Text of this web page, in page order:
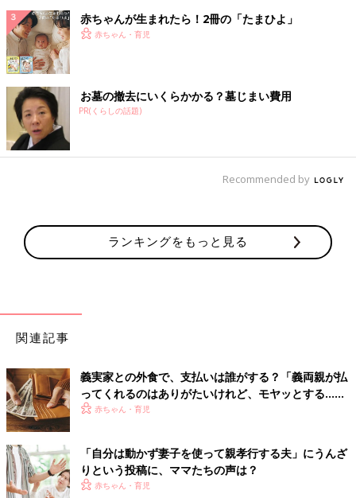
のような意図があるのでしょうか。マナーコンサルタントの西出
ひろ子さんに伺ってみました。
「義両親の立場に立ったときに、自分の息子に連絡をしても、
LINEを見ないかもしれないとか、それこそ、既読スルーされる
と思い、その妻に連絡をした方が、確実にその情報が伝わると思
い、妻を信用信頼しているからのことだと思います。
そういう気持ちを考えたときに、返事をすることは思いやりの気
ぶことを行うことで、自分も人から思いやりの気持ちをいただけ
このとき、夫に転送することは大切なことです。義両親は、なん
だかんだ言っても、息子にこの状況を知ってもらいたいわけで
ざいます。お父さんは、大丈夫でしょうか。いただいた内容は、
○○さん(夫の名)に転送しましたので、ご安心ください。仕事中
で、まだ読んでいないようですが、後で確認しておきます。１泊
２日の検査入院といえどもお母さんも大変かと思います。くれぐ
れもお疲れの出ないようになさってください」
3. 夫に「お母さんに、こんな風に返信したよ」など報告。そし
赤ちゃんが生まれたら！2冊の「たまひよ」
赤ちゃん・育児
お墓の撤去にいくらかかる？墓じまい費用
PR(くらしの話題)
Recommended by
ランキングをもっと見る
関連記事
義実家との外食で、支払いは誰がする？「義両親が払
ってくれるのはありがたいけれど、モヤッとする…」
という複雑な声も…
赤ちゃん・育児
「自分は動かず妻子を使って親孝行する夫」にうんざ
りという投稿に、ママたちの声は？
赤ちゃん・育児